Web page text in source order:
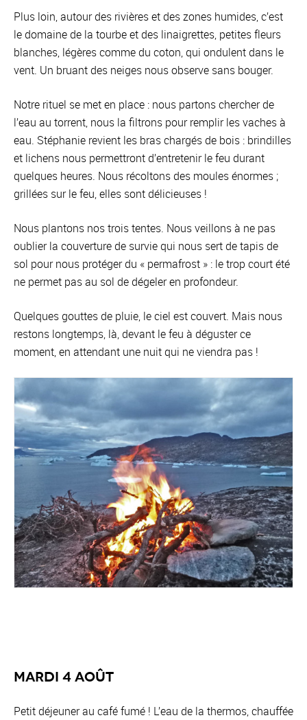
Plus loin, autour des rivières et des zones humides, c’est
le domaine de la tourbe et des linaigrettes, petites fleurs
blanches, légères comme du coton, qui ondulent dans le
vent. Un bruant des neiges nous observe sans bouger.
Notre rituel se met en place : nous partons chercher de
l’eau au torrent, nous la filtrons pour remplir les vaches à
eau. Stéphanie revient les bras chargés de bois : brindilles
et lichens nous permettront d’entretenir le feu durant
quelques heures. Nous récoltons des moules énormes ;
grillées sur le feu, elles sont délicieuses !
Nous plantons nos trois tentes. Nous veillons à ne pas
oublier la couverture de survie qui nous sert de tapis de
sol pour nous protéger du « permafrost » : le trop court été
ne permet pas au sol de dégeler en profondeur.
Quelques gouttes de pluie, le ciel est couvert. Mais nous
restons longtemps, là, devant le feu à déguster ce
moment, en attendant une nuit qui ne viendra pas !
Mardi 4 août
Petit déjeuner au café fumé ! L’eau de la thermos, chauffée